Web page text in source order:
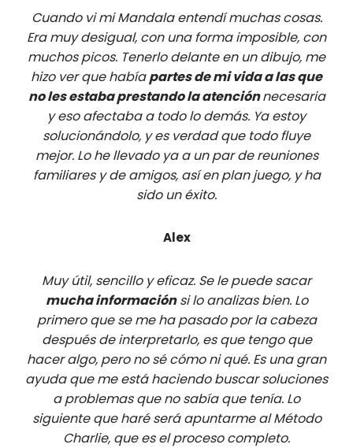
Cuando vi mi Mandala entendí muchas cosas.
Era muy desigual, con una forma imposible, con
muchos picos. Tenerlo delante en un dibujo, me
hizo ver que habíapartes de mi vida a las que
no les estaba prestando la atenciónnecesaria
y eso afectaba a todo lo demás. Ya estoy
solucionándolo, y es verdad que todo fluye
mejor. Lo he llevado ya a un par de reuniones
familiares y de amigos, así en plan juego, y ha
sido un éxito.
Alex
Muy útil, sencillo y eficaz. Se le puede sacar
mucha informaciónsi lo analizas bien. Lo
primero que se me ha pasado por la cabeza
después de interpretarlo, es que tengo que
hacer algo, pero no sé cómo ni qué. Es una gran
ayuda que me está haciendo buscar soluciones
a problemas que no sabía que tenía. Lo
siguiente que haré será apuntarme al Método
Charlie, que es el proceso completo.